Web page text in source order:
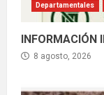
Departamentales
INFORMACIÓN
8 agosto, 2026